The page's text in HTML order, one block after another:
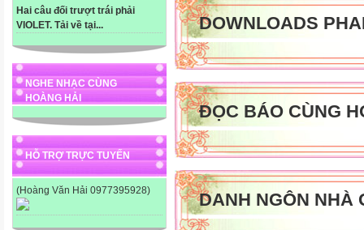
Hai câu đối trượt trái phải
VIOLET. Tải về tại...
NGHE NHẠC CÙNG
HOÀNG HẢI
HỖ TRỢ TRỰC TUYẾN
(Hoàng Văn Hải 0977395928)
DOWNLOADS
ĐỌC BÁO CÙNG
DANH NGÔN NHÀ